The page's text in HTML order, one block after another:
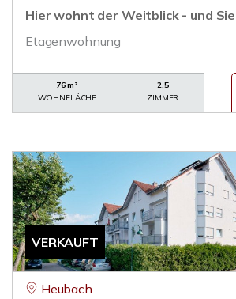
Hier wohnt der Weitblick - und Sie
Etagenwohnung
76 m²
WOHNFLÄCHE
2,5
ZIMMER
VERKAUFT
Heubach